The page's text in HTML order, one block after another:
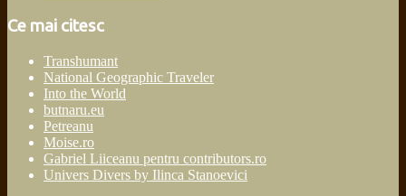
Ce mai citesc
Transhumant
National Geographic Traveler
Into the World
butnaru.eu
Petreanu
Moise.ro
Gabriel Liiceanu pentru contributors.ro
Univers Divers by Ilinca Stanoevici